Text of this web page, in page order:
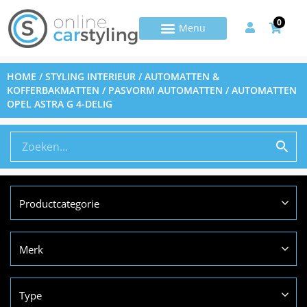
0
HOME /STYLING INTERIEUR /AUTOMATTEN &
KOFFERBAKMATTEN / PASVORM AUTOMATTEN / AUTOMATTEN
OPEL ASTRA G 4-DELIG
Productcategorie
Merk
Type